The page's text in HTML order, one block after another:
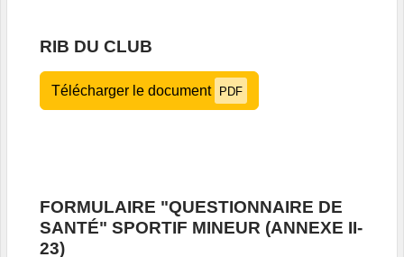
RIB DU CLUB
Télécharger le document PDF
FORMULAIRE "QUESTIONNAIRE DE
SANTÉ" SPORTIF MINEUR (ANNEXE II-
23)